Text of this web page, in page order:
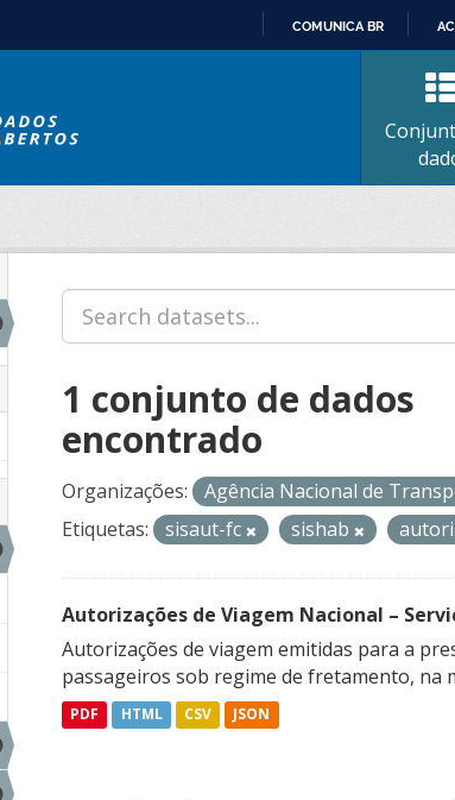
CONTEÚDO
COMUNICA BR
1 conjunto de dados
encontrado
Organizações: Agência Nacional de
Etiquetas:
sisaut-fc sishab
Autorizações de Viagem Nacional –
Autorizações de viagem emitidas para a
passageiros sob regime de fretamento, na
PDF HTML CSV JSON